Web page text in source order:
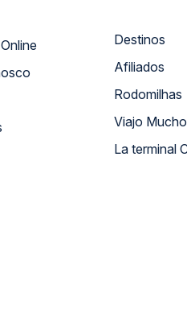
Atendimento Online
Destinos
Afiliados
Rodomilhas
Viajo Mucho